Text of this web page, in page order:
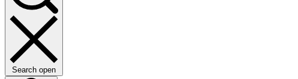
Search open